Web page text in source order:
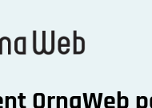
OrnaWeb